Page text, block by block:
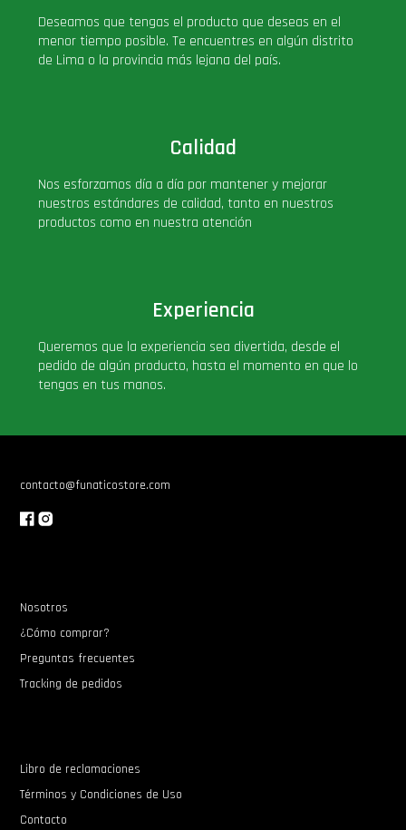
Deseamos que tengas el producto que deseas en el
menor tiempo posible. Te encuentres en algún distrito
de Lima o la provincia más lejana del país.
Calidad
Nos esforzamos día a día por mantener y mejorar
nuestros estándares de calidad, tanto en nuestros
productos como en nuestra atención
Experiencia
Queremos que la experiencia sea divertida, desde el
pedido de algún producto, hasta el momento en que lo
tengas en tus manos.
contacto@funaticostore.com
Nosotros
¿Cómo comprar?
Preguntas frecuentes
Tracking de pedidos
Libro de reclamaciones
Términos y Condiciones de Uso
Contacto